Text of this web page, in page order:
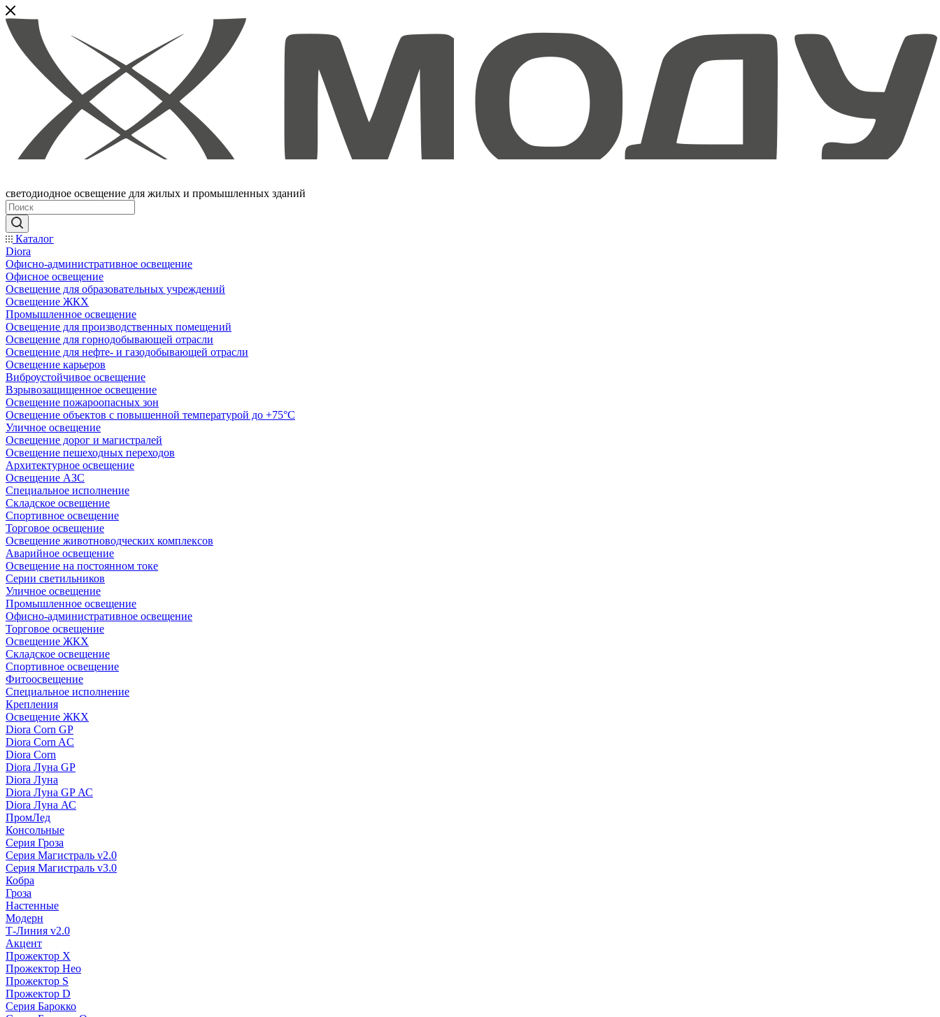
светодиодное освещение для жилых и промышленных зданий
Каталог
Diora
Офисно-административное освещение
Офисное освещение
Освещение для образовательных учреждений
Освещение ЖКХ
Промышленное освещение
Освещение для производственных помещений
Освещение для горнодобывающей отрасли
Освещение для нефте- и газодобывающей отрасли
Освещение карьеров
Виброустойчивое освещение
Взрывозащищенное освещение
Освещение пожароопасных зон
Освещение объектов с повышенной температурой до +75°C
Уличное освещение
Освещение дорог и магистралей
Освещение пешеходных переходов
Архитектурное освещение
Освещение АЗС
Специальное исполнение
Складское освещение
Спортивное освещение
Торговое освещение
Освещение животноводческих комплексов
Аварийное освещение
Освещение на постоянном токе
Серии светильников
Уличное освещение
Промышленное освещение
Офисно-административное освещение
Торговое освещение
Освещение ЖКХ
Складское освещение
Спортивное освещение
Фитоосвещение
Специальное исполнение
Крепления
Освещение ЖКХ
Diora Corn GP
Diora Corn AC
Diora Corn
Diora Луна GP
Diora Луна
Diora Луна GP АС
Diora Луна АС
ПромЛед
Консольные
Серия Гроза
Серия Магистраль v2.0
Серия Магистраль v3.0
Кобра
Гроза
Настенные
Модерн
Т-Линия v2.0
Акцент
Прожектор X
Прожектор Нео
Прожектор S
Прожектор D
Серия Барокко